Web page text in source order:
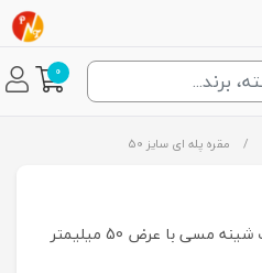
0
/ مقره پله ای سایز 50
مقره پله ای سایز 50 جهت نصب شینه مسی با عرض 50 میلیمتر